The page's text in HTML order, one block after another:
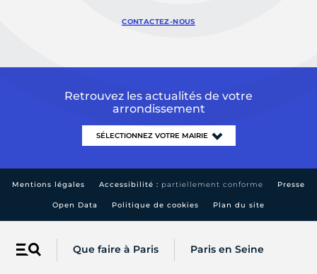
Menu Que faire à Paris Paris en Seine
CONTACTEZ-NOUS
Retrouvez les actualités de votre
arrondissement
Mentions légales Accessibilité : partiellement conforme Presse
Open Data Politique de cookies Plan du site